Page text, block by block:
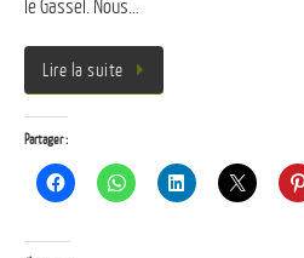
le Gassel. Nous…
Lire la suite
Partager :